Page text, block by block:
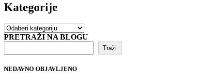
Kategorije
Kategorije
PRETRAŽI NA BLOGU
Traži
NEDAVNO OBJAVLJENO